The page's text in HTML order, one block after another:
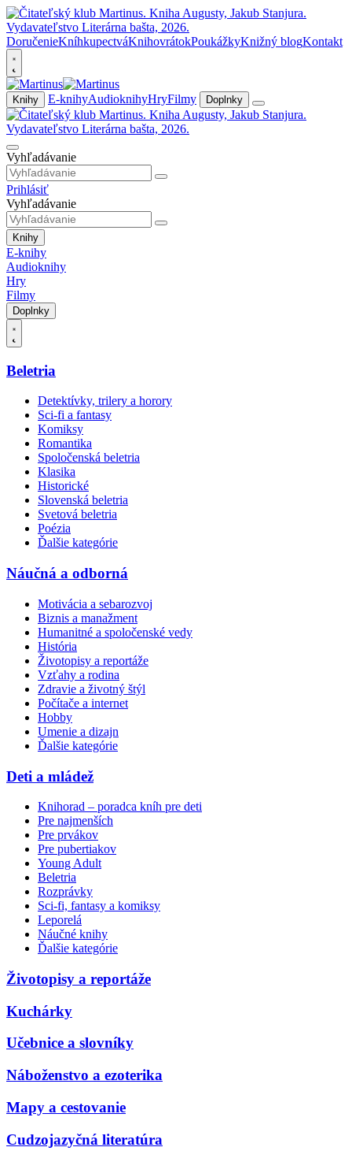
DoručenieKníhkupectváKnihovrátokPoukážkyKnižný blogKontakt
Knihy E-knihyAudioknihyHryFilmy Doplnky
Vyhľadávanie
Prihlásiť
Vyhľadávanie
Knihy
E-knihy
Audioknihy
Hry
Filmy
Doplnky
Beletria
Detektívky, trilery a horory
Sci-fi a fantasy
Komiksy
Romantika
Spoločenská beletria
Klasika
Historické
Slovenská beletria
Svetová beletria
Poézia
Ďalšie kategórie
Náučná a odborná
Motivácia a sebarozvoj
Biznis a manažment
Humanitné a spoločenské vedy
História
Životopisy a reportáže
Vzťahy a rodina
Zdravie a životný štýl
Počítače a internet
Hobby
Umenie a dizajn
Ďalšie kategórie
Deti a mládež
Knihorad – poradca kníh pre deti
Pre najmenších
Pre prvákov
Pre pubertiakov
Young Adult
Beletria
Rozprávky
Sci-fi, fantasy a komiksy
Leporelá
Náučné knihy
Ďalšie kategórie
Životopisy a reportáže
Kuchárky
Učebnice a slovníky
Náboženstvo a ezoterika
Mapy a cestovanie
Cudzojazyčná literatúra